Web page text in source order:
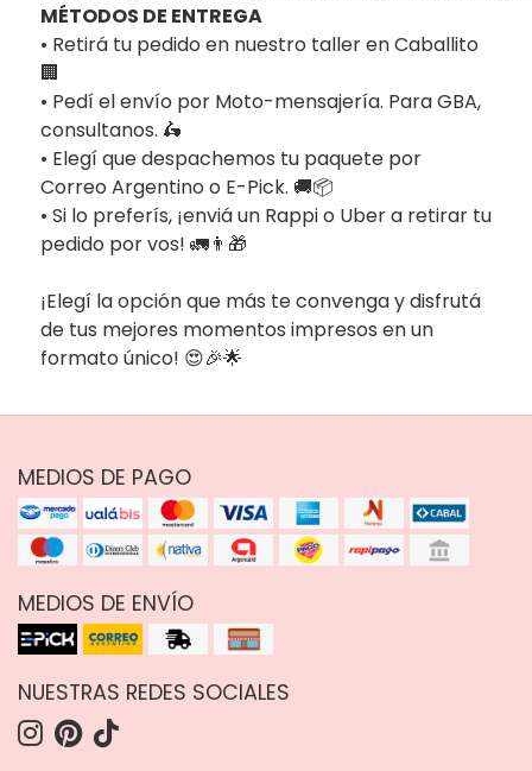
MÉTODOS DE ENTREGA
• Retirá tu pedido en nuestro taller en Caballito
🏢
• Pedí el envío por Moto-mensajería. Para GBA,
consultanos. 🛵
• Elegí que despachemos tu paquete por
Correo Argentino o E-Pick. 🚚📦
• Si lo preferís, ¡enviá un Rappi o Uber a retirar tu
pedido por vos! 🚛👨‍🎁
¡Elegí la opción que más te convenga y disfrutá
de tus mejores momentos impresos en un
formato único! 😍🎉🌟
MEDIOS DE PAGO
MEDIOS DE ENVÍO
NUESTRAS REDES SOCIALES